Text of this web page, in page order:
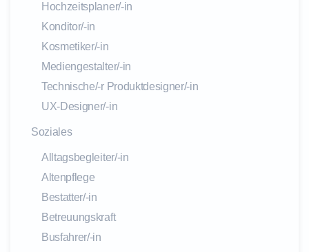
Hochzeitsplaner/-in
Konditor/-in
Kosmetiker/-in
Mediengestalter/-in
Technische/-r Produktdesigner/-in
UX-Designer/-in
Soziales
Alltagsbegleiter/-in
Altenpflege
Bestatter/-in
Betreuungskraft
Busfahrer/-in